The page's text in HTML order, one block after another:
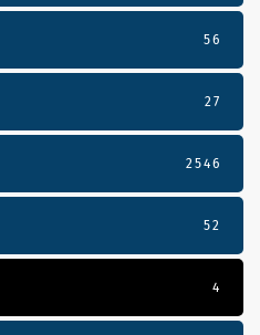
56
27
2546
52
4